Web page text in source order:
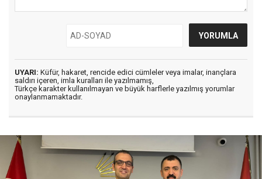
UYARI: Küfür, hakaret, rencide edici cümleler veya imalar, inançlara
saldırı içeren, imla kuralları ile yazılmamış,
Türkçe karakter kullanılmayan ve büyük harflerle yazılmış yorumlar
onaylanmamaktadır.